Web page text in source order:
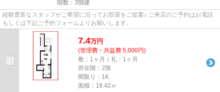
階数：3階建
経験豊富なスタッフがご希望に沿ってお部屋をご提案♪ ご来店のご予約はお電話
もしくは下記ご予約フォームよりお願いします。
7.4万円
(管理費・共益費 5,000円)
敷：1ヶ月｜礼：1ヶ月
所在階：2階
間取り：1K
面積：18.42㎡